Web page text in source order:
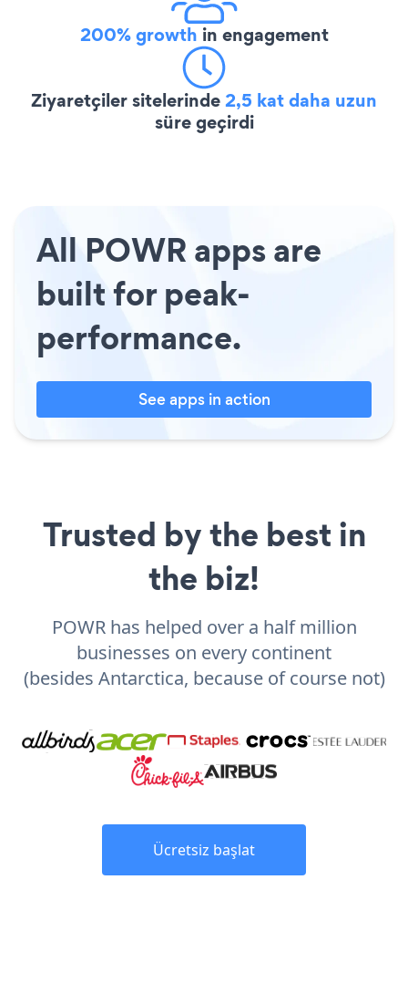
200% growth in engagement
Ziyaretçiler sitelerinde2,5 kat daha uzun
süre geçirdi
All POWR apps are
built for peak-
performance.
See apps in action
Trusted by the best in
the biz!
POWR has helped over a half million
businesses on every continent
(besides Antarctica, because of course not)
Ücretsiz başlat